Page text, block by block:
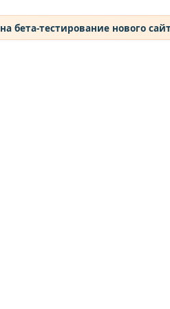
бета-тестирование нового